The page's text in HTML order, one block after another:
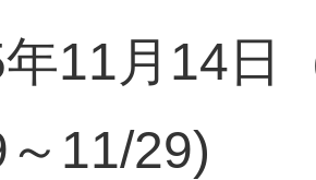
11月14
11/29)